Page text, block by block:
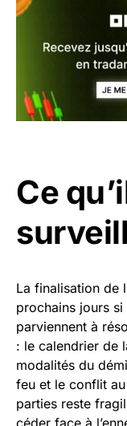
Ce
La finalisation de
prochains jours
parviennent à
: le calendrier de
modalités du
feu et le conflit
parties reste
céder face à